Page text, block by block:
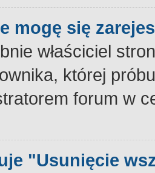
mogę się
właściciel
której
forum w
"Usunięcie